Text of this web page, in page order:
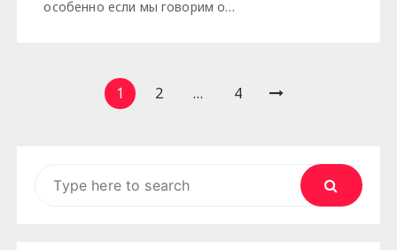
особенно если мы говорим о…
Навигация1 2 … 4